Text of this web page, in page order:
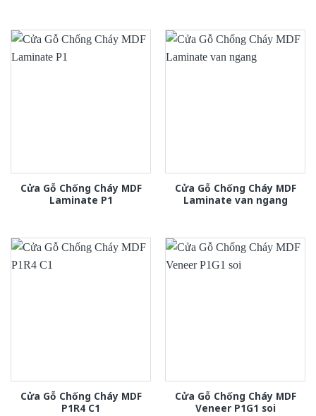
Cửa Gỗ Chống Cháy MDF
Laminate P1
Cửa Gỗ Chống Cháy MDF
Laminate van ngang
Cửa Gỗ Chống Cháy MDF
P1R4 C1
Cửa Gỗ Chống Cháy MDF
Veneer P1G1 soi